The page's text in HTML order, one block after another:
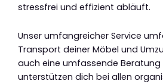
stressfrei und effizient abläuft.
Unser umfangreicher Service
Transport deiner Möbel und
auch eine umfassende Beratung
unterstützen dich bei allen